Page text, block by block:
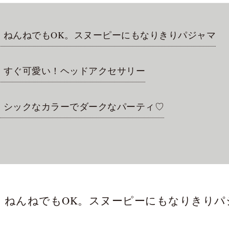
んねでもOK。スヌーピーにもなりきりパジャマ
ぐ可愛い！ヘッドアクセサリー
ックなカラーでダークなパーティ♡
んねでもOK。スヌーピーにもなりきりパ